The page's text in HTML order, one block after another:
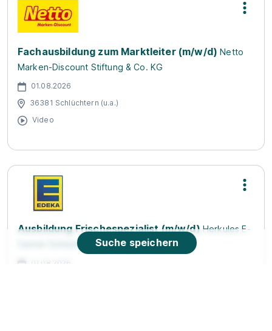
Fachausbildung zum Marktleiter (m/w/d) Netto
Marken-Discount Stiftung & Co. KG
01.08.2026
36381 Schlüchtern (u.a.)
Video
Ausbildung Frischespezialist (m/w/d) Herkules E-
Center Schlüchtern
01.08.2026
Suche speichern